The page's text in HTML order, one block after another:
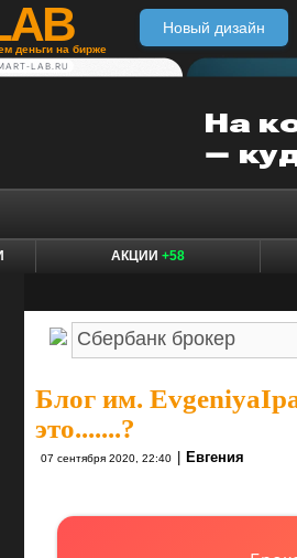
деньги на бирже
Новый дизайн
LAB.RU
АКЦИИ +58
Блог им.
это.......?
07 сентября 2020, 22:40 Евгения